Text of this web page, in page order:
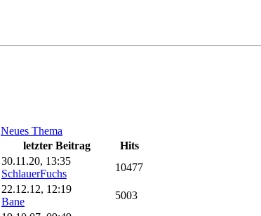
Neues Thema
letzter Beitrag
Hits
30.11.20, 13:35
SchlauerFuchs
10477
22.12.12, 12:19
Bane
5003